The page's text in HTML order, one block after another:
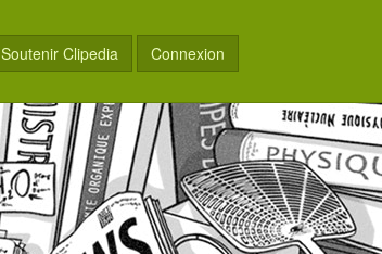
Soutenir Clipedia Connexion